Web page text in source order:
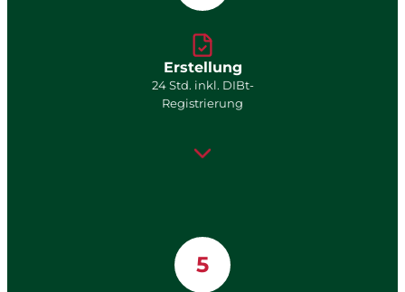
Erstellung
24 Std. inkl. DIBt-
Registrierung
5